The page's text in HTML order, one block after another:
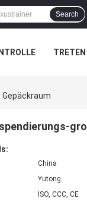
Search
China
Yutong
ISO, CCC, CE